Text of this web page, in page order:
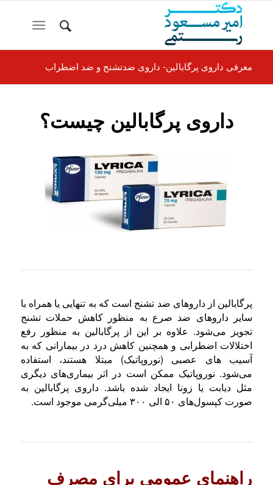
معرفی داروی پرگابالین- داروی ضدتشنج و ضد اضطراب
داروی پرگابالین چیست؟
پرگابالین از داروهای ضد تشنج است که به تنهایی یا همراه با
سایر داروهای ضد صرع به منظور کاهش حملات تشنج
تجویز می‌شود. علاوه بر این از پرگابالین به منظور رفع
اختلالات اضطرابی و همچنین کاهش درد در بیمارانی که به
آسیب های عصبی (نوروپاتیک) مبتلا هستند، استفاده
می‌شود. نوروپاتیک ممکن است در اثر بیماری‌های دیگری
مثل دیابت یا زونا ایجاد شده باشد. داروی پرگابالین به
صورت کپسول‌های ۵۰ الی ۳۰۰ میلی‌گرمی موجود است.
راهنمای عمومی برای مصرف